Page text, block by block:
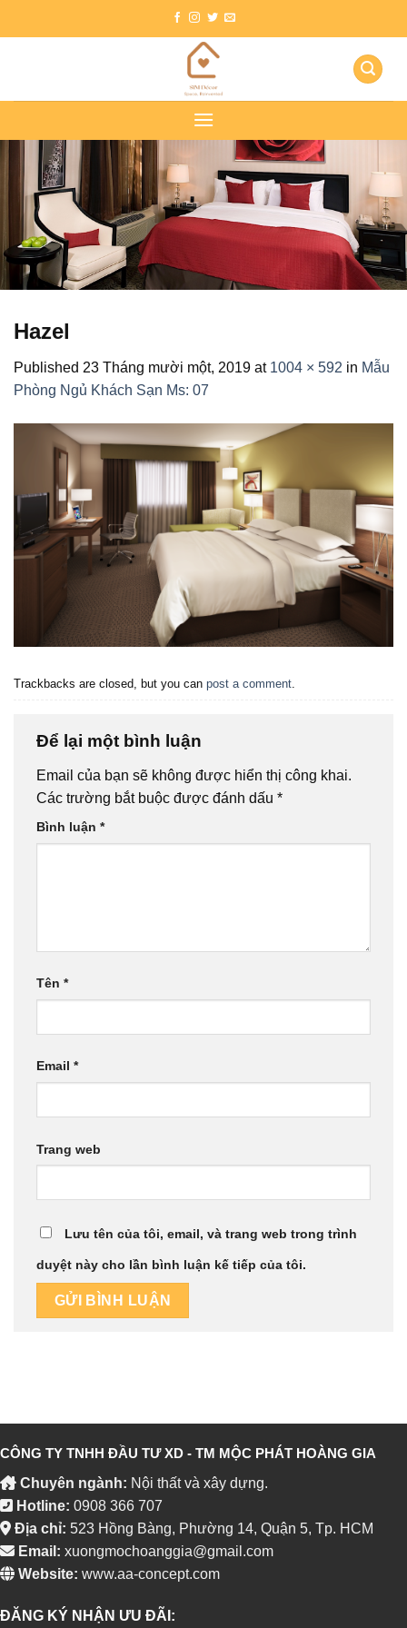
Hazel
Published 23 Tháng mười một, 2019 at 1004 × 592 in Mẫu
Phòng Ngủ Khách Sạn Ms: 07
Trackbacks are closed, but you can post a comment
Để lại một bình luận
Email của bạn sẽ không được hiển thị công khai.
Các trường bắt buộc được đánh dấu *
Bình luận *
Tên *
Email *
Trang web
Lưu tên của tôi, email, và trang web trong trình
duyệt này cho lần bình luận kế tiếp của tôi.
CÔNG TY TNHH ĐẦU TƯ XD - TM MỘC PHÁT HOÀNG GIA
Chuyên ngành: Nội thất và xây dựng.
Hotline: 0908 366 707
Địa chỉ: 523 Hồng Bàng, Phường 14, Quận 5, Tp. HCM
Email: xuongmochoanggia@gmail.com
Website: www.aa-concept.com
ĐĂNG KÝ NHẬN ƯU ĐÃI: